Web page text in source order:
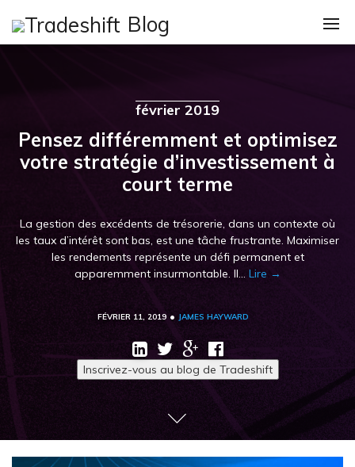
Blog
Comptes À Payer
Execs / CXOs
La Finance
Nouvelles
février 2019
Pensez différemment et optimisez
votre stratégie d’investissement à
court terme
La gestion des excédents de trésorerie, dans un contexte où
les taux d’intérêt sont bas, est une tâche frustrante. Maximiser
les rendements représente un défi permanent et
apparemment insurmontable. Il… Lire →
FÉVRIER 11, 2019 • JAMES HAYWARD
Inscrivez-vous au blog de Tradeshift